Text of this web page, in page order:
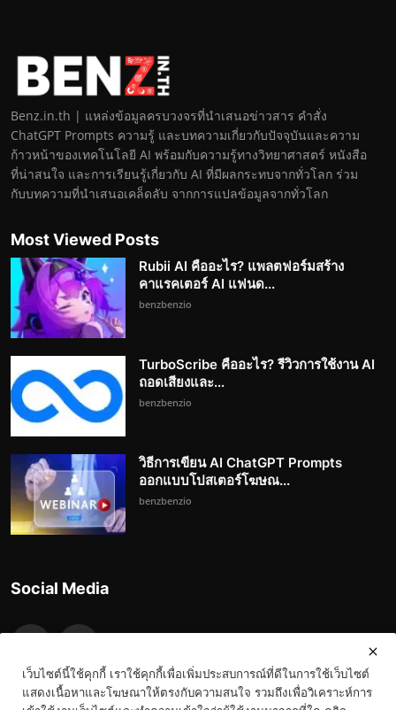
Benz.in.th | แหล่งข้อมูลครบวงจรที่นำเสนอข่าวสาร คำสั่ง
ChatGPT Prompts ความรู้ และบทความเกี่ยวกับปัจจุบันและความ
ก้าวหน้าของเทคโนโลยี AI พร้อมกับความรู้ทางวิทยาศาสตร์ หนังสือ
ที่น่าสนใจ และการเรียนรู้เกี่ยวกับ AI ที่มีผลกระทบจากทั่วโลก ร่วม
กับบทความที่นำเสนอเคล็ดลับ จากการแปลข้อมูลจากทั่วโลก
Most Viewed Posts
Rubii AI คืออะไร? แพลตฟอร์มสร้าง
คาแรคเตอร์ AI แฟนด...
benzbenzio
TurboScribe คืออะไร? รีวิวการใช้งาน AI
ถอดเสียงและ...
benzbenzio
วิธีการเขียน AI ChatGPT Prompts
ออกแบบโปสเตอร์โฆษณ...
benzbenzio
Social Media
เว็บไซต์นี้ใช้คุกกี้ เราใช้คุกกี้เพื่อเพิ่มประสบการณ์ที่ดีในการใช้เว็บไซต์
แสดงเนื้อหาและโฆษณาให้ตรงกับความสนใจ รวมถึงเพื่อวิเคราะห์การ